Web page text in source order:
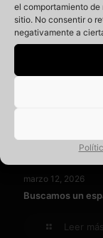
el comportamiento
sitio. No consentir o
negativamente a
marzo 12, 2026
Buscamos un
Leer más